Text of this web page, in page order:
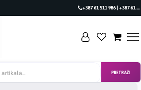
+387 61 511 986 | +387 61 493 470
PRETRAŽI